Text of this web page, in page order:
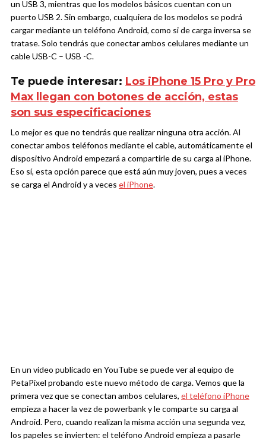
un USB 3, mientras que los modelos básicos cuentan con un
puerto USB 2. Sin embargo, cualquiera de los modelos se podrá
cargar mediante un teléfono Android, como si de carga inversa se
tratase. Solo tendrás que conectar ambos celulares mediante un
cable USB-C – USB -C.
Te puede interesar: Los iPhone 15 Pro y Pro
Max llegan con botones de acción, estas
son sus especificaciones
Lo mejor es que no tendrás que realizar ninguna otra acción. Al
conectar ambos teléfonos mediante el cable, automáticamente el
dispositivo Android empezará a compartirle de su carga al iPhone.
Eso sí, esta opción parece que está aún muy joven, pues a veces
se carga el Android y a veces el iPhone.
En un video publicado en YouTube se puede ver al equipo de
PetaPixel probando este nuevo método de carga. Vemos que la
primera vez que se conectan ambos celulares, el teléfono iPhone
empieza a hacer la vez de powerbank y le comparte su carga al
Android. Pero, cuando realizan la misma acción una segunda vez,
los papeles se invierten: el teléfono Android empieza a pasarle